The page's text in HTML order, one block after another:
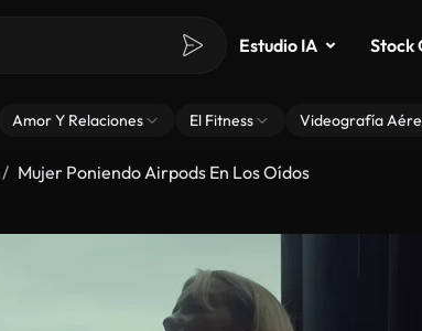
Estudio IA Stock
Amor Y Relaciones El Fitness Videografía
Mujer Poniendo Airpods En Los Oídos